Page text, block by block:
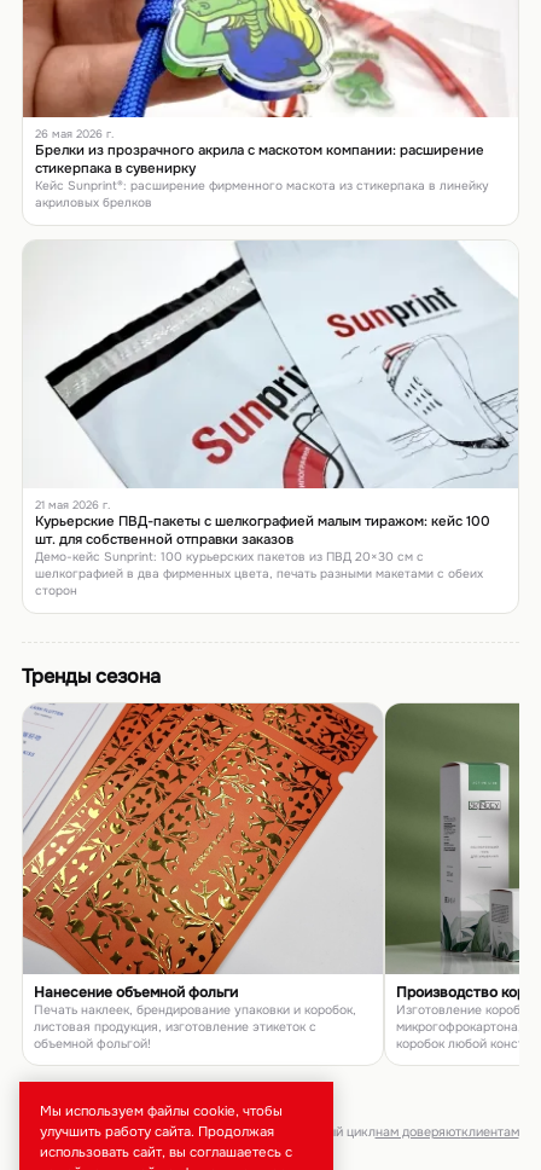
26 мая 2026 г.
Брелки из прозрачного акрила с маскотом компании: расширение
стикерпака в сувенирку
Кейс Sunprint®: расширение фирменного маскота из стикерпака в линейку
акриловых брелков
21 мая 2026 г.
Курьерские ПВД-пакеты с шелкографией малым тиражом: кейс 100
шт. для собственной отправки заказов
Демо-кейс Sunprint: 100 курьерских пакетов из ПВД 20×30 см с
шелкографией в два фирменных цвета, печать разными макетами с обеих
сторон
Тренды сезона
Нанесение объемной фольги
Печать наклеек, брендирование упаковки и коробок,
листовая продукция, изготовление этикеток с
объемной фольгой!
Производство
Изготовление коробок
микрогофрокартона,
коробок любой
брендирование · тиражи от 50 шт · полный циклнам доверяютклиентам
Мы используем файлы cookie, чтобы
улучшить работу сайта. Продолжая
использовать сайт, вы соглашаетесь с